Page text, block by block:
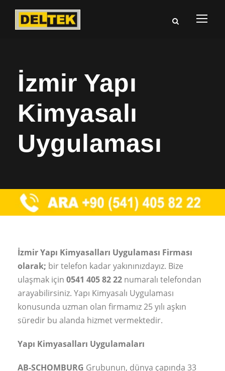
İzmir Yapı
Kimyasalı
Uygulaması
İzmir Yapı Kimyasalları Uygulaması Firması
olarak; bir telefon kadar yakınınızdayız. Bize
ulaşmak için 0541 405 82 22 numaralı telefondan
arayabilirsiniz. Yapı Kimyasalı Uygulaması
konusunda uzman olan firmamız 25 yılı aşkın
süredir bu alanda hizmet vermektedir.
Yapı Kimyasalları Uygulamaları
AB-SCHOMBURG Grubunun, dünya çapında 33